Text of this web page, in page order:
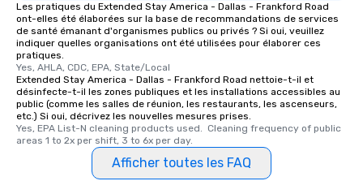
Les pratiques du Extended Stay America - Dallas - Frankford Road
ont-elles été élaborées sur la base de recommandations de services
de santé émanant d'organismes publics ou privés ? Si oui, veuillez
indiquer quelles organisations ont été utilisées pour élaborer ces
pratiques.
Yes, AHLA, CDC, EPA, State/Local
Extended Stay America - Dallas - Frankford Road nettoie-t-il et
désinfecte-t-il les zones publiques et les installations accessibles au
public (comme les salles de réunion, les restaurants, les ascenseurs,
etc.) Si oui, décrivez les nouvelles mesures prises.
Yes, EPA List-N cleaning products used.  Cleaning frequency of public
areas 1 to 2x per shift, 3 to 6x per day.
Afficher toutes les FAQ